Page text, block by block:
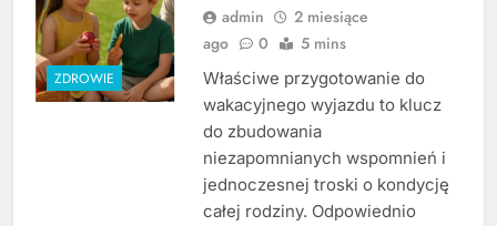
ZDROWIE
admin
2 miesiące
ago
0 5 mins
Właściwe przygotowanie do
wakacyjnego wyjazdu to klucz
do zbudowania
niezapomnianych wspomnień i
jednoczesnej troski o kondycję
całej rodziny. Odpowiednio